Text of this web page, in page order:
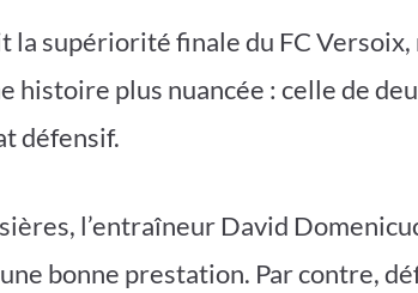
la supériorité finale du FC Versoix,
histoire plus nuancée : celle de
défensif.
l’entraîneur David
bonne prestation. Par contre,